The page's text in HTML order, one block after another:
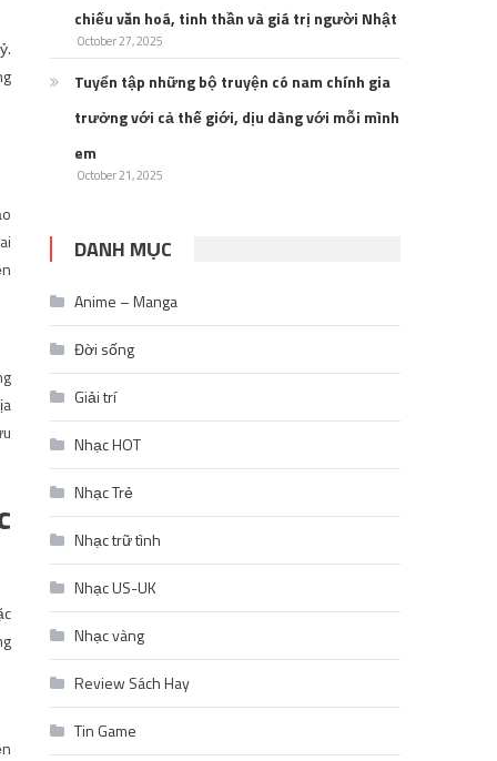
chiếu văn hoá, tinh thần và giá trị người Nhật
October 27, 2025
Tuyển tập những bộ truyện có nam chính gia
trưởng với cả thế giới, dịu dàng với mỗi mình
em
October 21, 2025
DANH MỤC
Anime – Manga
Đời sống
Giải trí
Nhạc HOT
Nhạc Trẻ
Nhạc trữ tình
Nhạc US-UK
Nhạc vàng
Review Sách Hay
Tin Game